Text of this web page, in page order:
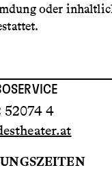
oder
52074 4